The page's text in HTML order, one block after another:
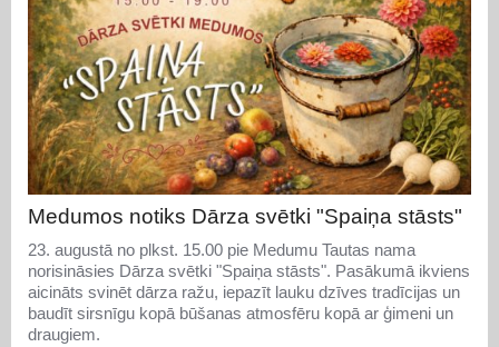
Medumos notiks Dārza svētki "Spaiņa stāsts"
23. augustā no plkst. 15.00 pie Medumu Tautas nama
norisināsies Dārza svētki "Spaiņa stāsts". Pasākumā ikviens
aicināts svinēt dārza ražu, iepazīt lauku dzīves tradīcijas un
baudīt sirsnīgu kopā būšanas atmosfēru kopā ar ģimeni un
draugiem.